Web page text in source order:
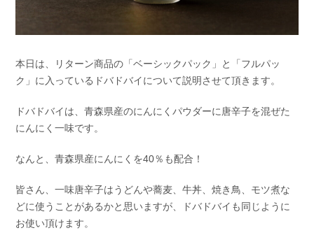
本日は、リターン商品の「ベーシックパック」と「フルパッ
ク」に入っているドバドバイについて説明させて頂きます。
ドバドバイは、青森県産のにんにくパウダーに唐辛子を混ぜた
にんにく一味です。
なんと、青森県産にんにくを40％も配合！
皆さん、一味唐辛子はうどんや蕎麦、牛丼、焼き鳥、モツ煮な
どに使うことがあるかと思いますが、ドバドバイも同じように
お使い頂けます。